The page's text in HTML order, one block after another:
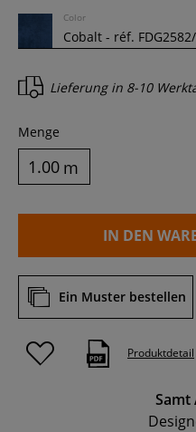
Color
Lieferung in 8-10
Menge
m
IN DEN
Ein Muster bestellen
Produktdetail
Samt